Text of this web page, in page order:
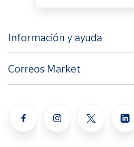
Información y ayuda
Correos Market